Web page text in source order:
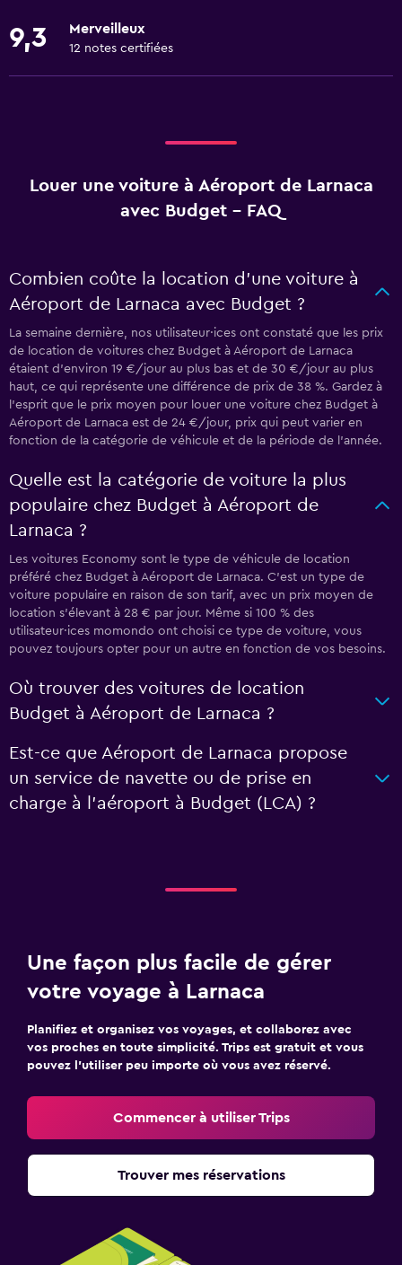
Combien coûte la location d’une voiture à
Aéroport de Larnaca avec Budget ?
fonction de la catégorie de véhicule et de la période de l’année.
Larnaca ?
Les voitures Economy sont le type de véhicule de location
préféré chez Budget à Aéroport de Larnaca. C'est un type de
voiture populaire en raison de son tarif, avec un prix moyen de
location s'élevant à 28 € par jour. Même si 100 % des
utilisateur·ices momondo ont choisi ce type de voiture, vous
pouvez toujours opter pour un autre en fonction de vos besoins.
Où trouver des voitures de location
Est-ce que Aéroport de Larnaca propose
un service de navette ou de prise en
charge à l’aéroport à Budget (LCA) ?
Une façon plus facile de gérer
votre voyage à Larnaca
Planifiez et organisez vos voyages, et collaborez avec
vos proches en toute simplicité. Trips est gratuit et vous
pouvez l’utiliser peu importe où vous avez réservé.